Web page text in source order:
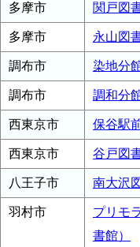
多摩市 関戸図
多摩市 永山図
調布市 染地分
調布市 調和分
西東京市 保谷駅
西東京市 谷戸図
八王子市 南大沢
羽村市
プリモ
書館）